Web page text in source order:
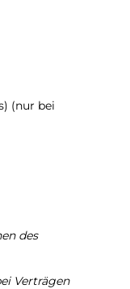
(nur bei
des
Verträgen